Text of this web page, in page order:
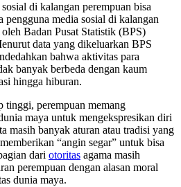
di kalangan perempuan bisa
media sosial di kalangan
Badan Pusat Statistik (BPS)
data yang dikeluarkan BPS
bahwa aktivitas para
banyak berbeda dengan kaum
hingga hiburan.
tinggi, perempuan memang
maya untuk mengekspresikan diri
masih banyak aturan atau tradisi yang
“angin segar” untuk bisa
dari otoritas agama masih
perempuan dengan alasan moral
dunia maya.